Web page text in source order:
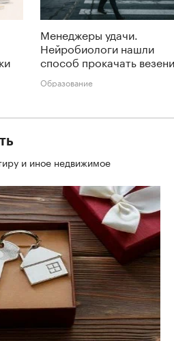
Менеджеры удачи.
Нейробиологи нашли
способ прокачать
Образование
и иное недвижимое